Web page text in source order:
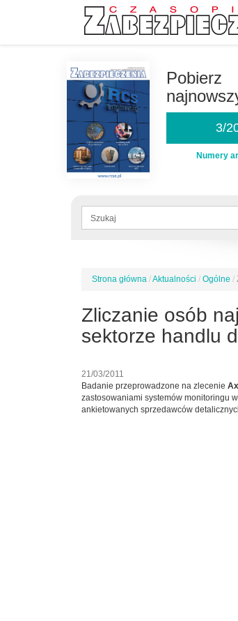
Pobierz
3/
Numery
Formularz
Jesteś
Strona główna /Aktualności / Ogólne /
Zliczanie osób
sektorze handlu
21/03/2011
Badanie przeprowadzone na zlecenie
zastosowaniami systemów monitoringu
ankietowanych sprzedawców